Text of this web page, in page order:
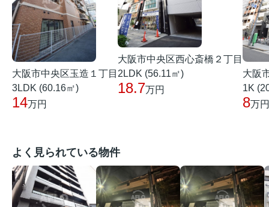
大阪市中央区玉造１丁目
3LDK (60.16㎡)
14万円
大阪市中央区西心斎橋２丁目
2LDK (56.11㎡)
18.7万円
大阪
1K
8万円
よく見られている物件